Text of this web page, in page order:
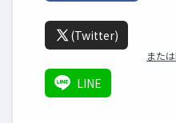
(Twitter)
また
LINE